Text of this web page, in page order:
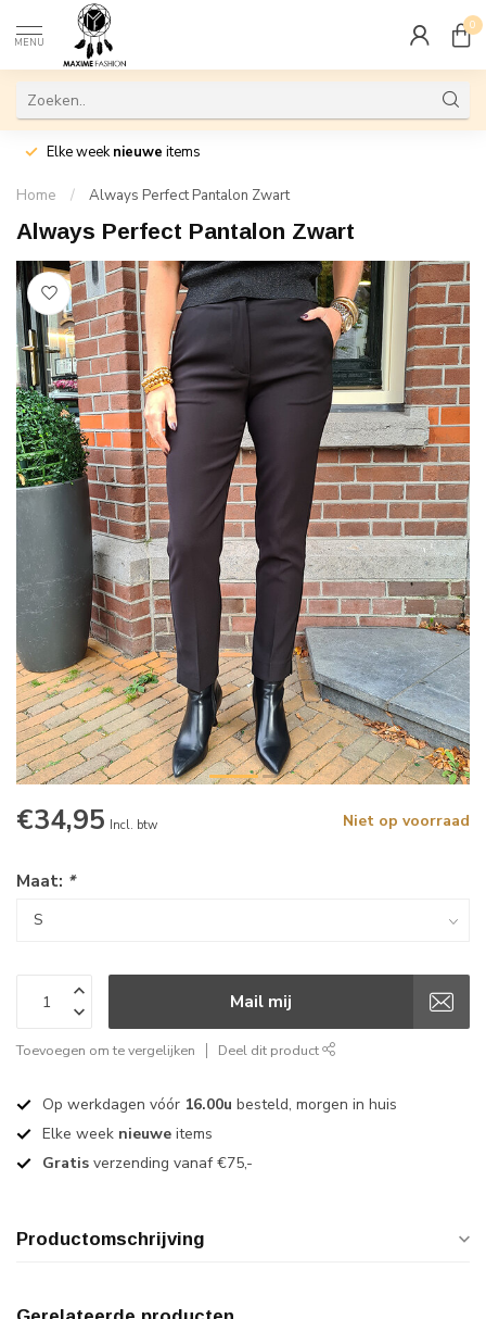
MENU
0
Elke weeknieuwe items
Home / Always Perfect Pantalon Zwart
Always Perfect Pantalon Zwart
€34,95 Incl. btw Niet op voorraad
Maat: *
Mail mij
Toevoegen om te vergelijken Deel dit product
Op werkdagen vóór 16.00u besteld, morgen in huis
Elke week nieuwe items
Gratis verzending vanaf €75,-
Productomschrijving